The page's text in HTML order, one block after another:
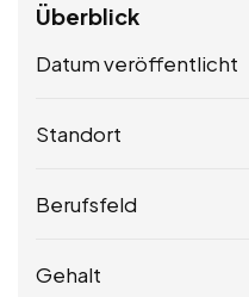
Überblick
Datum veröffentlicht
Standort
Berufsfeld
Gehalt